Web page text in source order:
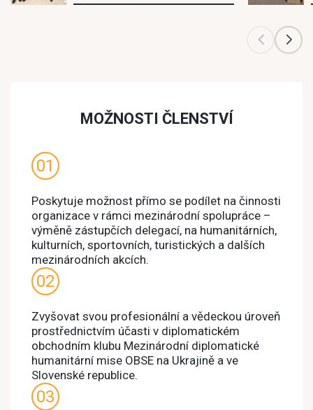
MOŽNOSTI ČLENSTVÍ
Poskytuje možnost přímo se podílet na činnosti
organizace v rámci mezinárodní spolupráce –
výměně zástupčích delegací, na humanitárních,
kulturních, sportovních, turistických a dalších
mezinárodních akcích.
Zvyšovat svou profesionální a vědeckou úroveň
prostřednictvím účasti v diplomatickém
obchodním klubu Mezinárodní diplomatické
humanitární mise OBSE na Ukrajině a ve
Slovenské republice.